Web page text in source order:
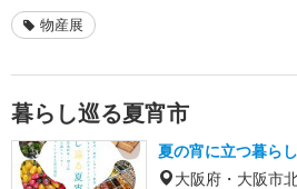
物産展
暮らし巡る夏宵市
夏の宵に立つ暮ら
大阪府・大阪市